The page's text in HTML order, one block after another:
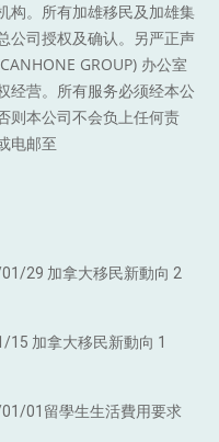
。 所有加雄移民及加雄集
公司授权及确认。另严正声
GROUP) 办公室
经营。所有服务必须经本公
则本公司不会负上任何责
电邮至
29 加拿大移民新動向 2
15 加拿大移民新動向 1
01留學生生活費用要求